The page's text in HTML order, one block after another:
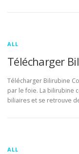
ALL
Télécharger
Télécharger Bilirubine
par le foie. La bilirubine
biliaires et se retrouve
ALL